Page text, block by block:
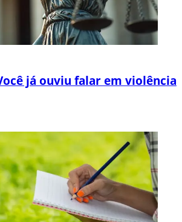
já ouviu falar em violência